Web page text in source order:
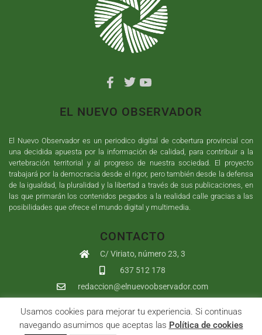
EL NUEVO OBSERVADOR
El Nuevo Observador es un periodico digital de cobertura provincial con
una decidida apuesta por la información de calidad, para contribuir a la
vertebración territorial y al progreso de nuestra sociedad. El proyecto
trabajará por la democracia desde el rigor, pero también desde la defensa
de la igualdad, la pluralidad y la libertad a través de sus publicaciones, en
las que primarán los contenidos pegados a la realidad calle gracias a las
posibilidades que ofrece el mundo digital y multimedia.
CONTACTO
C/ Viriato, número 23, 3
637 512 178
redaccion@elnuevoobservador.com
Copyright ©2026 El Nuevo Observador | Sumurdigital Diseño web
Usamos cookies para mejorar tu experiencia. Si continuas
navegando asumimos que aceptas las Política de cookies